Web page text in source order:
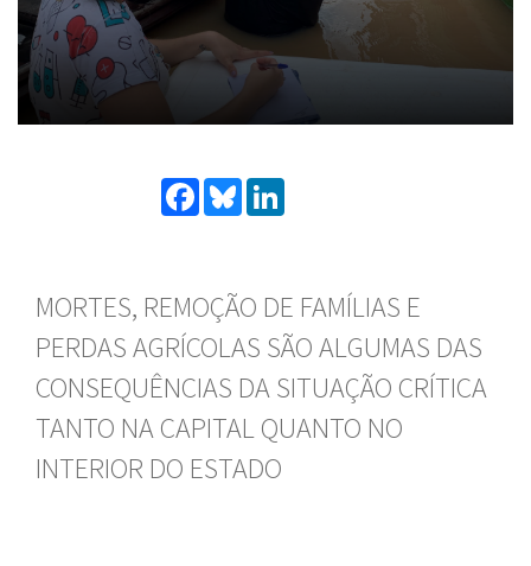
Facebook
Bluesky
MORTES, REMOÇÃO DE FAMÍLIAS E
PERDAS AGRÍCOLAS SÃO ALGUMAS DAS
CONSEQUÊNCIAS DA SITUAÇÃO CRÍTICA
TANTO NA CAPITAL QUANTO NO
INTERIOR DO ESTADO